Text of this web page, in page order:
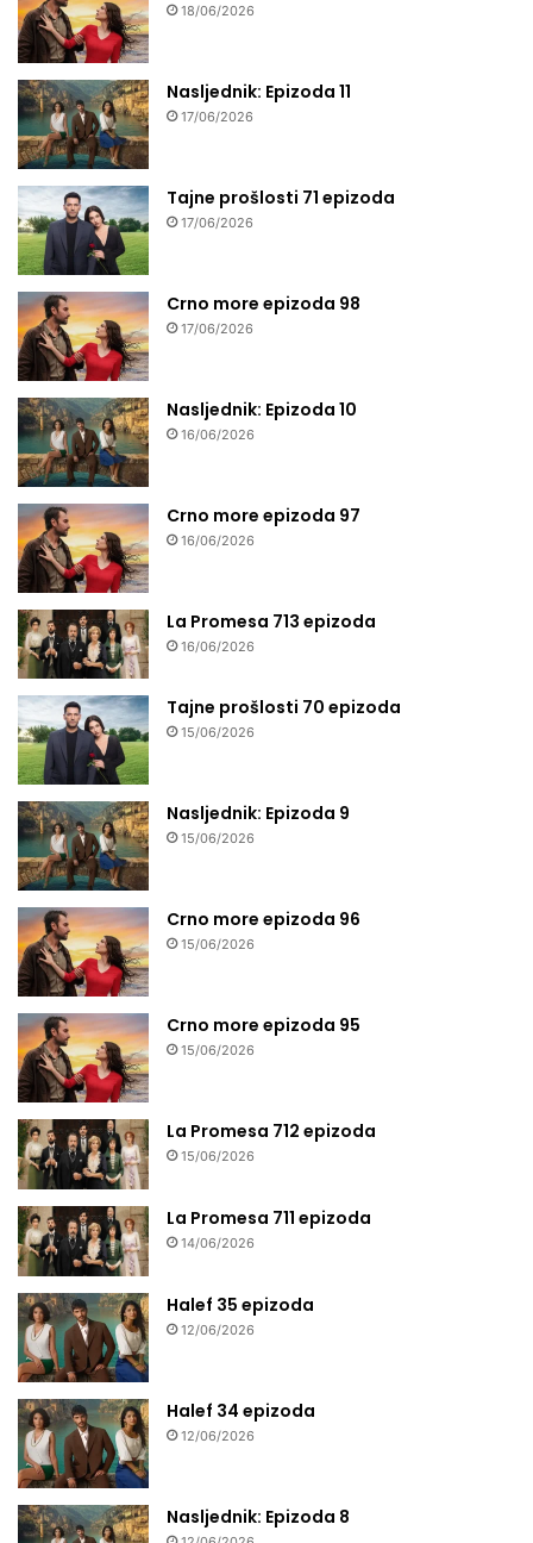
18/06/2026
Nasljednik: Epizoda 11
17/06/2026
Tajne prošlosti 71 epizoda
17/06/2026
Crno more epizoda 98
17/06/2026
Nasljednik: Epizoda 10
16/06/2026
Crno more epizoda 97
16/06/2026
La Promesa 713 epizoda
16/06/2026
Tajne prošlosti 70 epizoda
15/06/2026
Nasljednik: Epizoda 9
15/06/2026
Crno more epizoda 96
15/06/2026
Crno more epizoda 95
15/06/2026
La Promesa 712 epizoda
15/06/2026
La Promesa 711 epizoda
14/06/2026
Halef 35 epizoda
12/06/2026
Halef 34 epizoda
12/06/2026
Nasljednik: Epizoda 8